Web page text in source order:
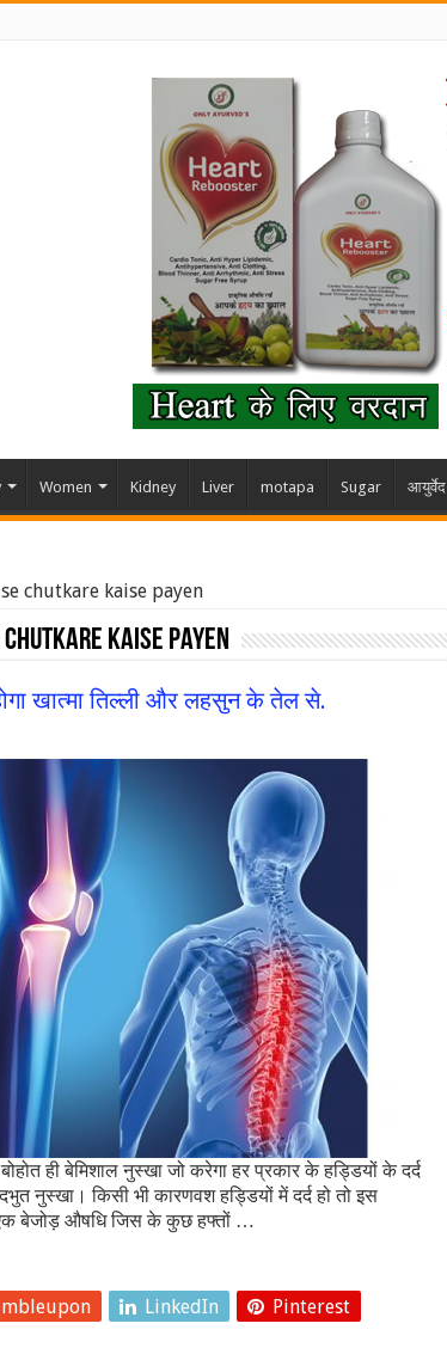
Women Kidney Liver motapa Sugar आयुर्वेद
chutkare kaise payen
kaise payen
खात्मा तिल्ली और लहसुन के तेल से.
ही बेमिशाल नुस्खा जो करेगा हर प्रकार के हड्डियों के दर्द
नुस्खा। किसी भी कारणवश हड्डियों में दर्द हो तो इस
बेजोड़ औषधि जिस के कुछ हफ्तों …
LinkedIn Pinterest